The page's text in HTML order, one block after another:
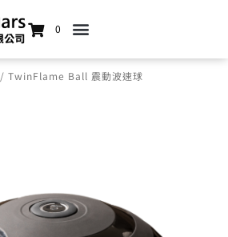
0
/ TwinFlame Ball 震動波速球